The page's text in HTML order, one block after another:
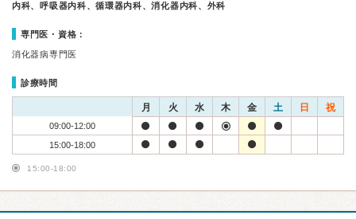
内科、呼吸器内科、循環器内科、消化器内科、外科
専門医・資格：
消化器病専門医
診療時間
月 火 水 木 金 土 日 祝
09:00-12:00
15:00-18:00
15:00-18:00